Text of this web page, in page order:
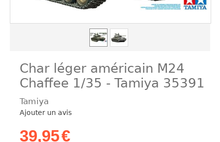
Char léger américain M24
Chaffee 1/35 - Tamiya 35391
Tamiya
Ajouter un avis
39,95€